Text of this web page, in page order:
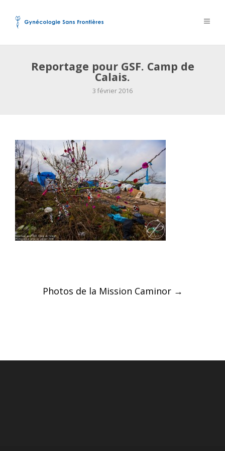
Reportage pour GSF. Camp de
Calais.
3 février 2016
PostPhotos de la Mission Caminor →